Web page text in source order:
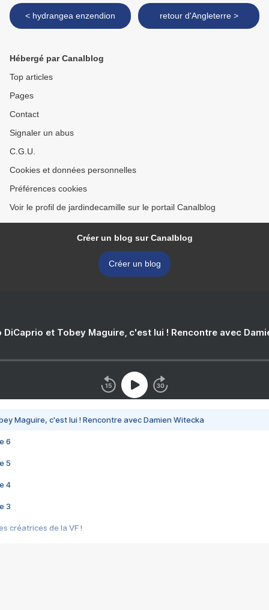
< hydrangea enzendion retour d'Angleterre >
Hébergé par Canalblog
Top articles
Pages
Contact
Signaler un abus
C.G.U.
Cookies et données personnelles
Préférences cookies
Voir le profil de jardindecamille sur le portail Canalblog
Créer un blog sur Canalblog
Créer un blog
DiCaprio et Tobey Maguire, c'est lui ! Rencontre avec
Maguire, c'est lui ! Rencontre avec Damien Witecka
6
5
4
3
créatrices de la VF !